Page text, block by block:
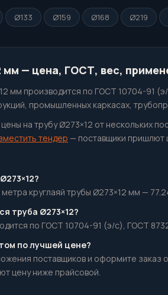
Ø133 Ø159 Ø168 Ø219
мм — цена, ГОСТ, вес,
мм производится по ГОСТ 10704-91
промышленных каркасах,
на трубу Ø273×12 от нескольких
тендер — поставщики пришлют
круглаяй трубы Ø273×12 мм —
труба Ø273×12?
по ГОСТ 10704-91 (э/с), ГОСТ
по лучшей цене?
поставщиков и оформите
цену ниже прайсовой.